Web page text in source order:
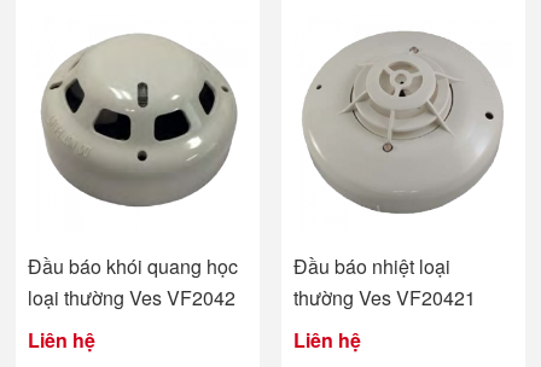
Đầu báo khói quang học
loại thường Ves VF2042
Liên hệ
Đầu báo nhiệt loại
thường Ves VF20421
Liên hệ